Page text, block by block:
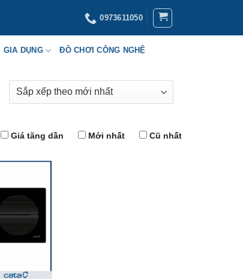
0973611050
GIA DỤNG ĐỒ CHƠI CÔNG NGHỆ
sắp
theoGiá tăng dần Mới nhất Cũ nhất